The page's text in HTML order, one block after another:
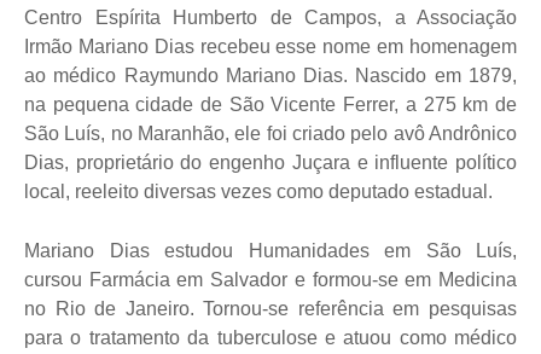
Centro Espírita Humberto de Campos, a Associação
Irmão Mariano Dias recebeu esse nome em homenagem
ao médico Raymundo Mariano Dias. Nascido em 1879,
na pequena cidade de São Vicente Ferrer, a 275 km de
São Luís, no Maranhão, ele foi criado pelo avô Andrônico
Dias, proprietário do engenho Juçara e influente político
local, reeleito diversas vezes como deputado estadual.
Mariano Dias estudou Humanidades em São Luís,
cursou Farmácia em Salvador e formou-se em Medicina
no Rio de Janeiro. Tornou-se referência em pesquisas
para o tratamento da tuberculose e atuou como médico